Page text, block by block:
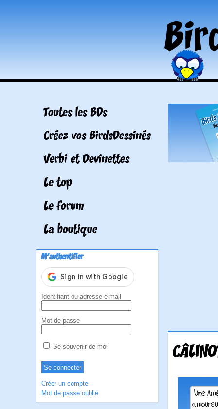
Toutes les BDs
Créez vos BirdsDessinés
Verbi et Devinettes
Le top
Le forum
La boutique
M'authentifier
Identifiant ou adresse e-mail
Mot de passe
Se souvenir de moi
Créer un compte
Mot de passe oublié